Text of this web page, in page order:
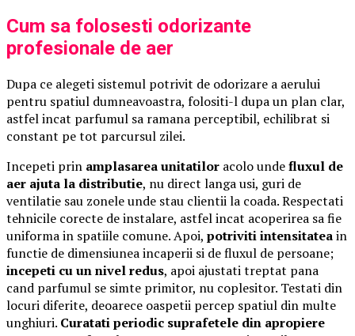
Cum sa folosesti odorizante
profesionale de aer
Dupa ce alegeti sistemul potrivit de odorizare a aerului
pentru spatiul dumneavoastra, folositi-l dupa un plan clar,
astfel incat parfumul sa ramana perceptibil, echilibrat si
constant pe tot parcursul zilei.
Incepeti prin amplasarea unitatilor acolo undefluxul de
aer ajuta la distributie, nu direct langa usi, guri de
ventilatie sau zonele unde stau clientii la coada. Respectati
tehnicile corecte de instalare, astfel incat acoperirea sa fie
uniforma in spatiile comune. Apoi, potriviti intensitateain
functie de dimensiunea incaperii si de fluxul de persoane;
incepeti cu un nivel redus, apoi ajustati treptat pana
cand parfumul se simte primitor, nu coplesitor. Testati din
locuri diferite, deoarece oaspetii percep spatiul din multe
unghiuri. Curatati periodic suprafetele din apropiere